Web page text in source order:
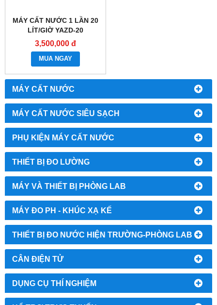
MÁY CẤT NƯỚC
MÁY CẤT NƯỚC SIÊU SẠCH
PHỤ KIỆN MÁY CẤT NƯỚC
THIẾT BỊ ĐO LƯỜNG
MÁY VÀ THIẾT BỊ PHÒNG LAB
MÁY ĐO PH - KHÚC XẠ KẾ
THIẾT BỊ ĐO NƯỚC HIỆN TRƯỜNG-PHÒNG LAB
CÂN ĐIỆN TỬ
DỤNG CỤ THÍ NGHIỆM
MÁY CẤT NƯỚC 1 LẦN 20
LÍT/GIỜ YAZD-20
3,500,000 đ
MUA NGAY